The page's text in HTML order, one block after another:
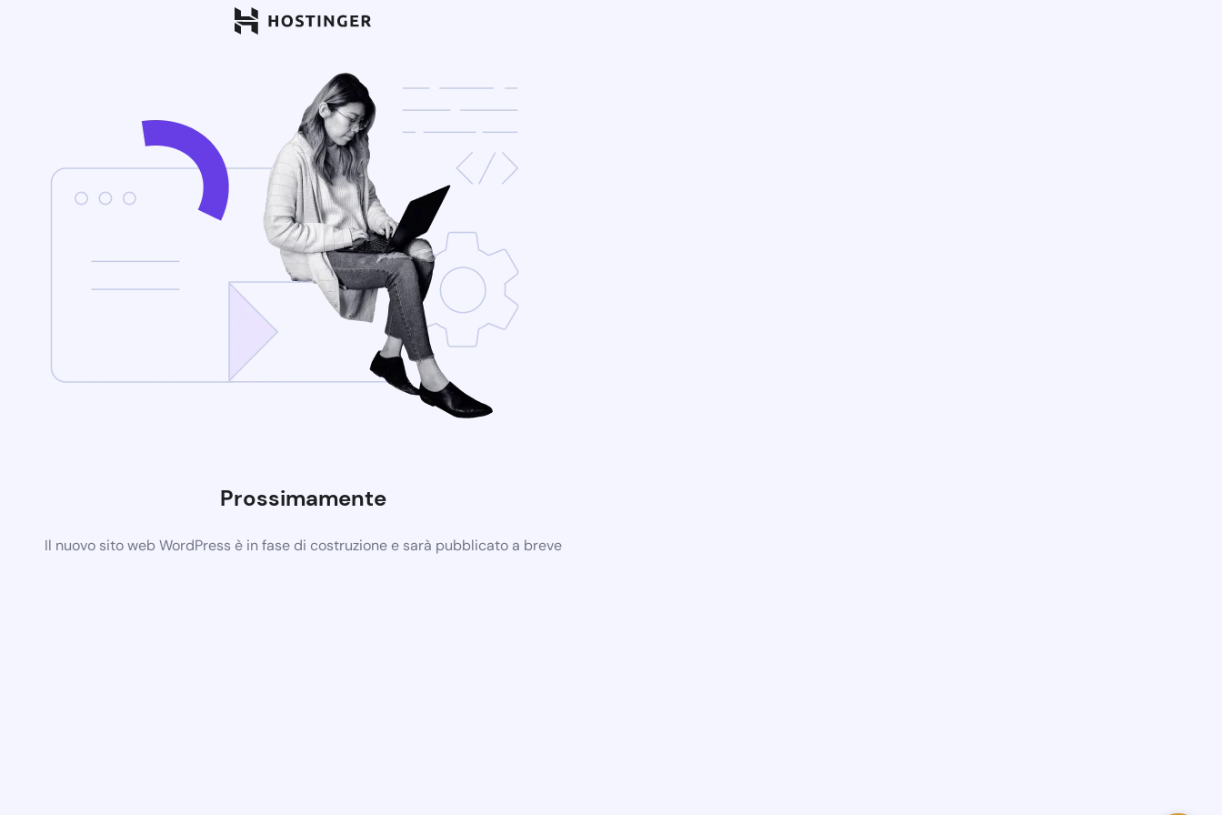
Prossimamente
Il nuovo sito web WordPress è in fase di costruzione e sarà pubblicato a breve